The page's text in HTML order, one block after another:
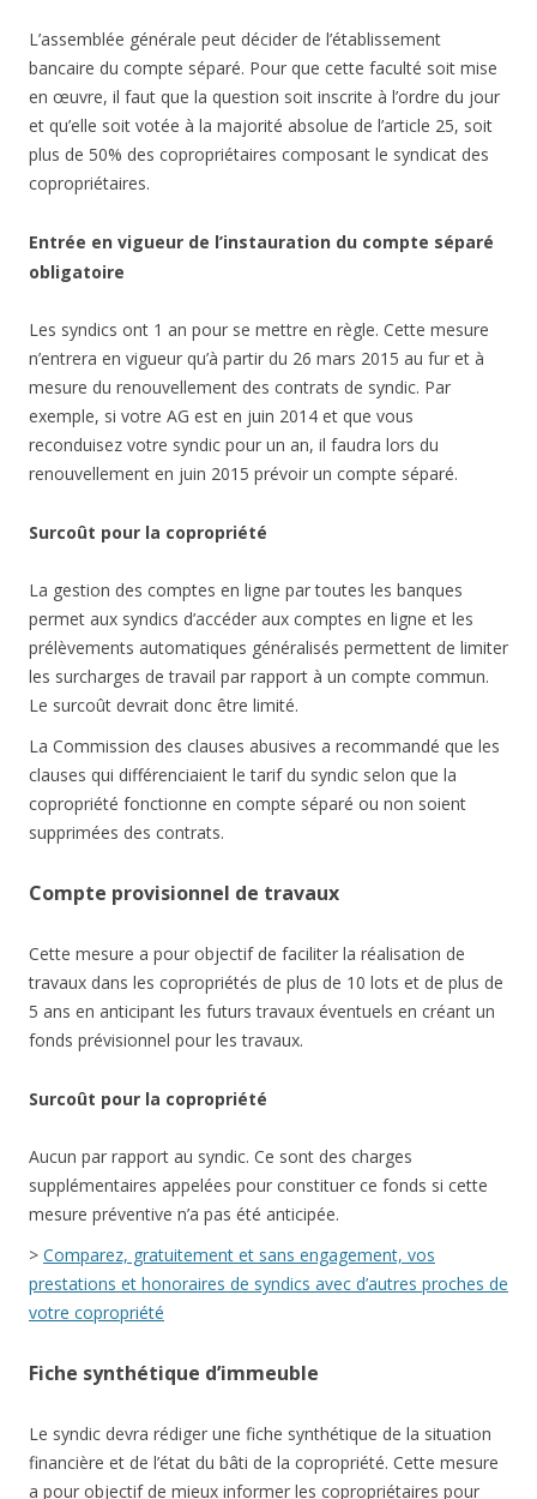
L’assemblée générale peut décider de l’établissement
bancaire du compte séparé. Pour que cette faculté soit mise
en œuvre, il faut que la question soit inscrite à l’ordre du jour
et qu’elle soit votée à la majorité absolue de l’article 25, soit
plus de 50% des copropriétaires composant le syndicat des
copropriétaires.
Entrée en vigueur de l’instauration du compte séparé
obligatoire
Les syndics ont 1 an pour se mettre en règle. Cette mesure
n’entrera en vigueur qu’à partir du 26 mars 2015 au fur et à
mesure du renouvellement des contrats de syndic. Par
exemple, si votre AG est en juin 2014 et que vous
reconduisez votre syndic pour un an, il faudra lors du
renouvellement en juin 2015 prévoir un compte séparé.
Surcoût pour la copropriété
La gestion des comptes en ligne par toutes les banques
permet aux syndics d’accéder aux comptes en ligne et les
prélèvements automatiques généralisés permettent de limiter
les surcharges de travail par rapport à un compte commun.
Le surcoût devrait donc être limité.
La Commission des clauses abusives a recommandé que les
clauses qui différenciaient le tarif du syndic selon que la
copropriété fonctionne en compte séparé ou non soient
supprimées des contrats.
Compte provisionnel de travaux
Cette mesure a pour objectif de faciliter la réalisation de
travaux dans les copropriétés de plus de 10 lots et de plus de
5 ans en anticipant les futurs travaux éventuels en créant un
fonds prévisionnel pour les travaux.
Surcoût pour la copropriété
Aucun par rapport au syndic. Ce sont des charges
supplémentaires appelées pour constituer ce fonds si cette
mesure préventive n’a pas été anticipée.
> Comparez, gratuitement et sans engagement, vos
prestations et honoraires de syndics avec d’autres proches de
votre copropriété
Fiche synthétique d’immeuble
Le syndic devra rédiger une fiche synthétique de la situation
financière et de l’état du bâti de la copropriété. Cette mesure
a pour objectif de mieux informer les copropriétaires pour